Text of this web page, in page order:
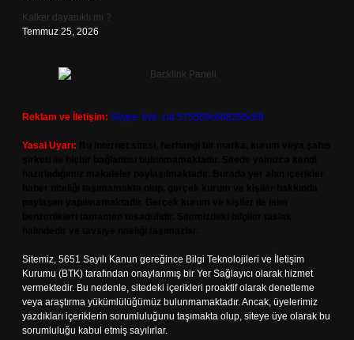
Kalker dayanıklı mı ?
Temmuz 25, 2026
Reklam ve İletişim: Skype: live:.cid.575569c608265c69
Yasal Uyarı:
Sitemiz, 5651 Sayılı Kanun gereğince Bilgi Teknolojileri ve İletişim
Kurumu (BTK) tarafından onaylanmış bir Yer Sağlayıcı olarak hizmet
vermektedir. Bu nedenle, sitedeki içerikleri proaktif olarak denetleme
veya araştırma yükümlülüğümüz bulunmamaktadır. Ancak, üyelerimiz
yazdıkları içeriklerin sorumluluğunu taşımakta olup, siteye üye olarak bu
sorumluluğu kabul etmiş sayılırlar.